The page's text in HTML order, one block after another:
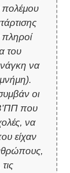
πολέμου
πληροί
του
να
μνήμη).
οι
που
να
είχαν